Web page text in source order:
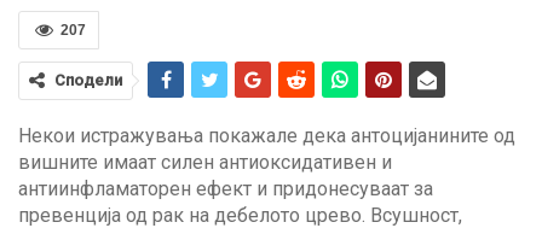
207
Сподели
Некои истражувања покажале дека антоцијанините од
вишните имаат силен антиоксидативен и
антиинфламаторен ефект и придонесуваат за
превенција од рак на дебелото црево. Всушност,